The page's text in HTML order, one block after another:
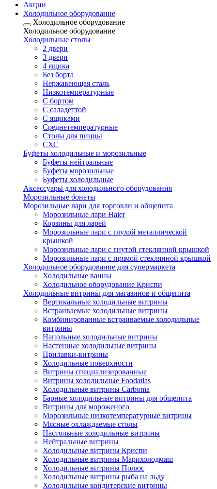
Акции
Холодильное оборудование
Холодильное оборудование
Холодильное оборудование
Холодильные столы
2 двери
3 двери
4 ящика
Без борта
Нержавеющая сталь
Низкотемпературные
С бортом
С саладеттой
С ящиками
Среднетемпературные
Столы для пиццы
СХС
Буфеты холодильные и морозильные
Буфеты нейтральные
Буфеты морозильные
Буфеты холодильные
Аксессуары для холодильного оборудования
Морозильные бонеты
Морозильные лари для торговли и общепита
Морозильные лари Haier
Корзины для ларей
Морозильные лари с глухой металлической
крышкой
Морозильные лари с гнутой стеклянной крышкой
Морозильные лари с прямой стеклянной крышкой
Холодильное оборудование для супермаркета
Холодильные ванны
Холодильное оборудование Криспи
Холодильные витрины для магазинов и общепита
Вертикальные холодильные витрины
Встраиваемые холодильные витрины
Комбинированные встраиваемые холодильные
витрины
Напольные холодильные витрины
Настенные холодильные витрины
Прилавки-витрины
Холодильные поверхности
Витрины специализированные
Витрины холодильные Foodatlas
Холодильные витрины Carboma
Барные холодильные витрины для общепита
Витрины для мороженого
Морозильные низкотемпературные витрины
Мясные охлаждаемые столы
Настольные холодильные витрины
Нейтральные витрины
Холодильные витрины Криспи
Холодильные витрины Марихолодмаш
Холодильные витрины Полюс
Холодильные витрины рыба на льду
Холодильные кондитерские витрины